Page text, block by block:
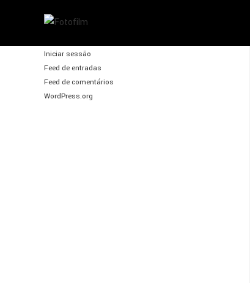
Iniciar sessão
Feed de entradas
Feed de comentários
WordPress.org